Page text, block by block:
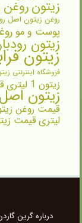
زیتونروغن
روغن زیتون اصل
پوست و مو
زیتون
زیتون
فروشگاه اینترنتی
زیتون 1 لیتری
زیتون اصل
قیمت روغن
لیتریقیمت
درباره گرین